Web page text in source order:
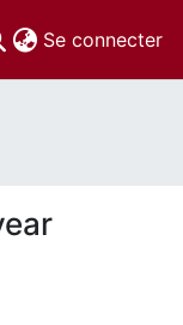
Se connecter